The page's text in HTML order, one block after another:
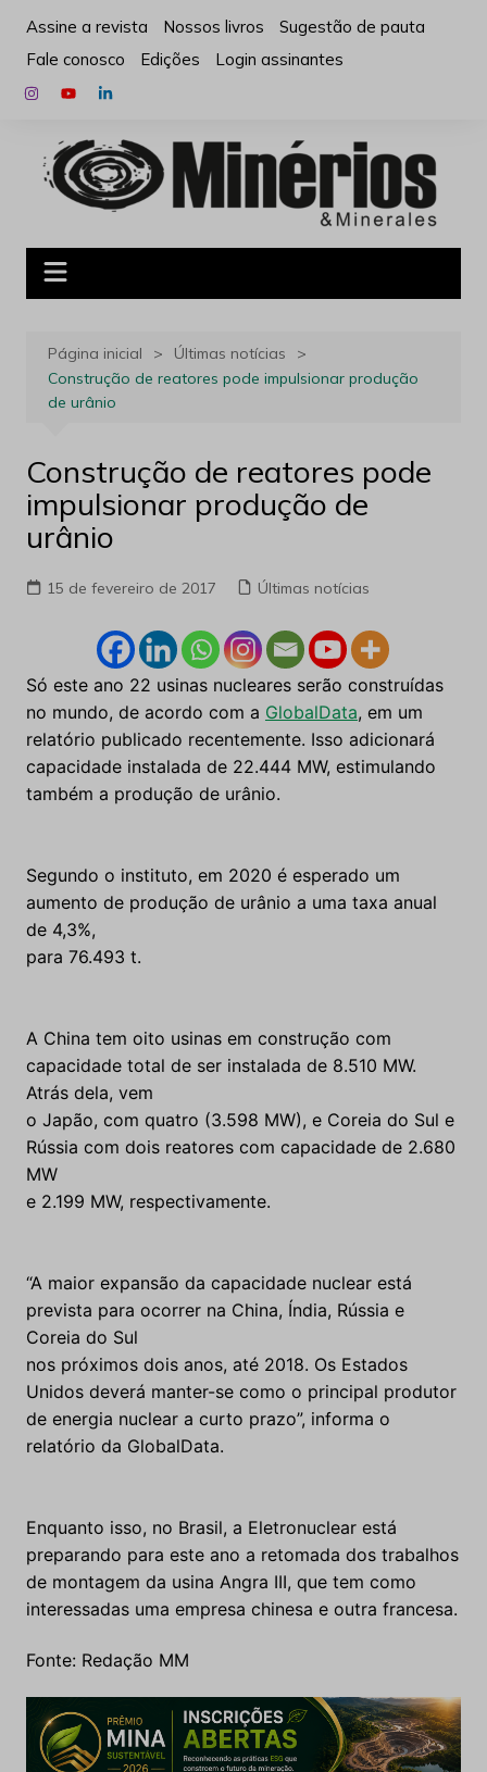
para
conteúdo
Assine a revista Nossos livros
Sugestão de pauta
Fale conosco
Edições Login assinantes
Página inicial
Últimas notícias
Construção de reatores pode impulsionar produção
de urânio
Construção de reatores pode
impulsionar produção de
urânio
15 de fevereiro de 2017 Últimas notícias
Só este ano 22 usinas nucleares serão construídas
no mundo, de acordo com a GlobalData, em um
relatório publicado recentemente. Isso adicionará
capacidade instalada de 22.444 MW, estimulando
também a produção de urânio.
Segundo o instituto, em 2020 é esperado um
aumento de produção de urânio a uma taxa anual
de 4,3%,
para 76.493 t.
A China tem oito usinas em construção com
capacidade total de ser instalada de 8.510 MW.
Atrás dela, vem
o Japão, com quatro (3.598 MW), e Coreia do Sul e
Rússia com dois reatores com capacidade de 2.680
MW
e 2.199 MW, respectivamente.
“A maior expansão da capacidade nuclear está
prevista para ocorrer na China, Índia, Rússia e
Coreia do Sul
nos próximos dois anos, até 2018. Os Estados
Unidos deverá manter-se como o principal produtor
de energia nuclear a curto prazo”, informa o
relatório da GlobalData.
Enquanto isso, no Brasil, a Eletronuclear está
preparando para este ano a retomada dos trabalhos
de montagem da usina Angra III, que tem como
interessadas uma empresa chinesa e outra francesa.
Fonte: Redação MM